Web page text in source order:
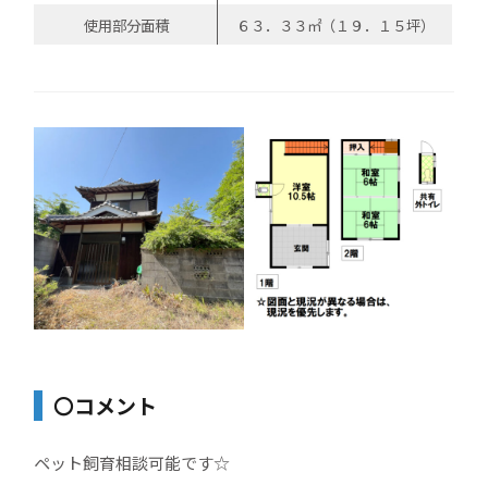
使用部分面積
６３．３３㎡（１９．１５坪）
〇コメント
ペット飼育相談可能です☆